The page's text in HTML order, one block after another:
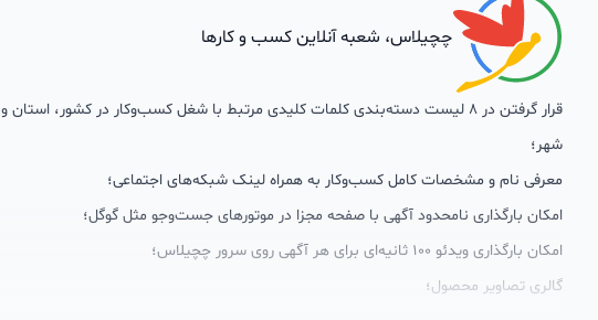
چچیلاس، شعبه آنلاین کسب و کارها
قرار گرفتن در 8 لیست دسته‌بندی کلمات کلیدی مرتبط با شغل کسب‌وکار در کشور، استان و
شهر؛
معرفی نام و مشخصات کامل کسب‌وکار به همراه لینک شبکه‌های اجتماعی؛
امکان بارگذاری نامحدود آگهی با صفحه مجزا در موتورهای جست‌وجو مثل گوگل؛
امکان بارگذاری ویدئو 100 ثانیه‌ای برای هر آگهی روی سرور چچیلاس؛
گالری تصاویر محصول؛